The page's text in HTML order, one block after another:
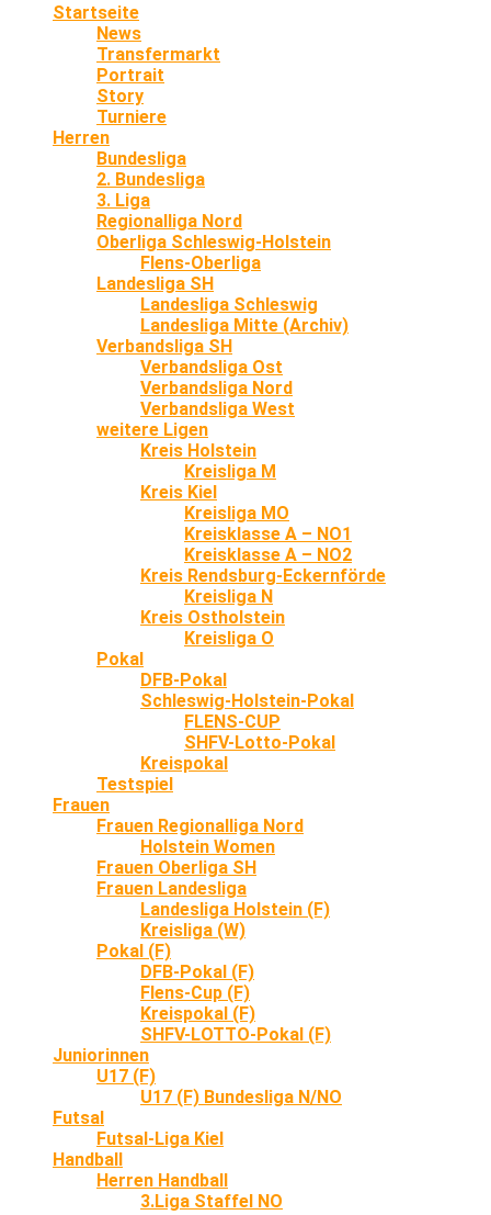
Startseite
News
Transfermarkt
Portrait
Story
Turniere
Herren
Bundesliga
2. Bundesliga
3. Liga
Regionalliga Nord
Oberliga Schleswig-Holstein
Flens-Oberliga
Landesliga SH
Landesliga Schleswig
Landesliga Mitte (Archiv)
Verbandsliga SH
Verbandsliga Ost
Verbandsliga Nord
Verbandsliga West
weitere Ligen
Kreis Holstein
Kreisliga M
Kreis Kiel
Kreisliga MO
Kreisklasse A – NO1
Kreisklasse A – NO2
Kreis Rendsburg-Eckernförde
Kreisliga N
Kreis Ostholstein
Kreisliga O
Pokal
DFB-Pokal
Schleswig-Holstein-Pokal
FLENS-CUP
SHFV-Lotto-Pokal
Kreispokal
Testspiel
Frauen
Frauen Regionalliga Nord
Holstein Women
Frauen Oberliga SH
Frauen Landesliga
Landesliga Holstein (F)
Kreisliga (W)
Pokal (F)
DFB-Pokal (F)
Flens-Cup (F)
Kreispokal (F)
SHFV-LOTTO-Pokal (F)
Juniorinnen
U17 (F)
U17 (F) Bundesliga N/NO
Futsal
Futsal-Liga Kiel
Handball
Herren Handball
3.Liga Staffel NO